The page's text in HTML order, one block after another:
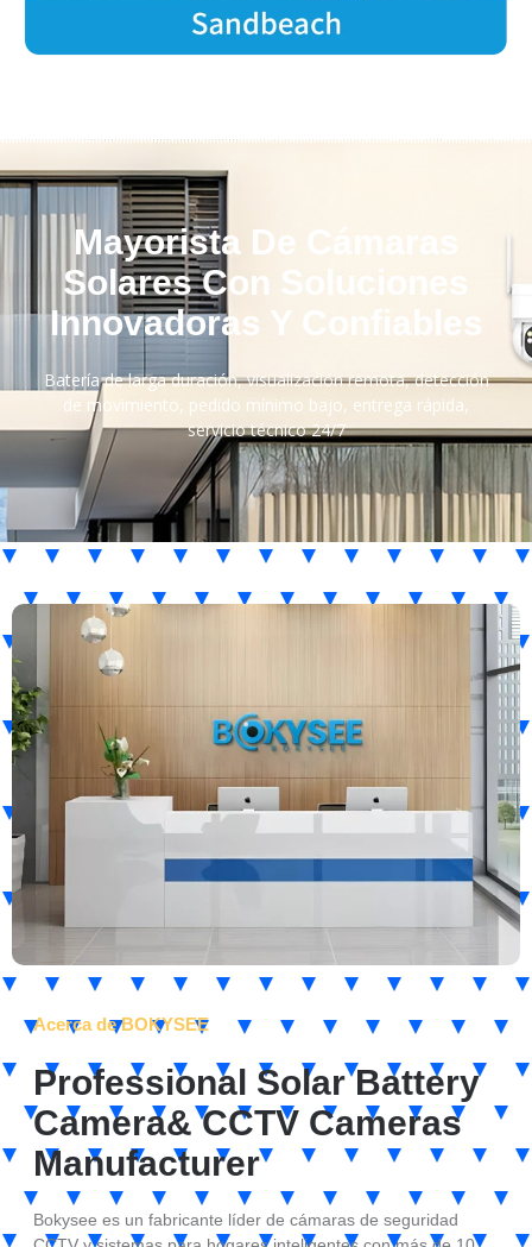
Mayorista De Cámaras
Solares Con Soluciones
Innovadoras Y Confiables
Batería de larga duración, visualización remota, detección
de movimiento, pedido mínimo bajo, entrega rápida,
servicio técnico 24/7
Acerca de BOKYSEE
Professional Solar Battery
Camera& CCTV Cameras
Manufacturer
Bokysee es un fabricante líder de cámaras de seguridad